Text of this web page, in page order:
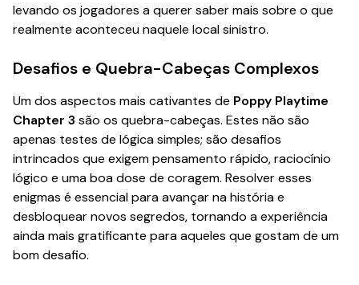
levando os jogadores a querer saber mais sobre o que
realmente aconteceu naquele local sinistro.
Desafios e Quebra-Cabeças Complexos
Um dos aspectos mais cativantes de Poppy Playtime
Chapter 3 são os quebra-cabeças. Estes não são
apenas testes de lógica simples; são desafios
intrincados que exigem pensamento rápido, raciocínio
lógico e uma boa dose de coragem. Resolver esses
enigmas é essencial para avançar na história e
desbloquear novos segredos, tornando a experiência
ainda mais gratificante para aqueles que gostam de um
bom desafio.